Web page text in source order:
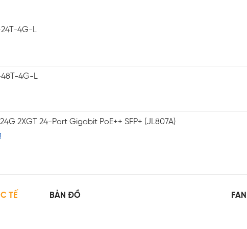
4G-L
4G-L
2XGT 24-Port Gigabit PoE++ SFP+ (JL807A)
TẾ
BẢN ĐỒ